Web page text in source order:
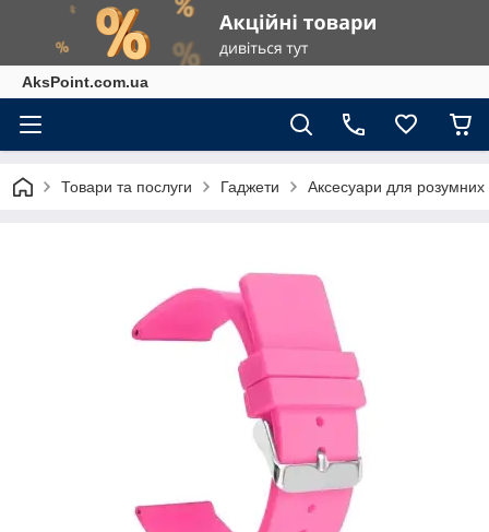
AksPoint.com.ua
Товари та послуги Гаджети Аксесуари для розумних